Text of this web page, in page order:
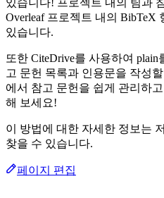
Overleaf 프로젝트 내의 BibTeX
있습니다.
또한 CiteDrive를 사용하여
고 문헌 목록과 인용문을 작성
에서 참고 문헌을 쉽게 관리하
해 보세요!
이 방법에 대한 자세한 정보는
찾을 수 있습니다.
페이지 편집